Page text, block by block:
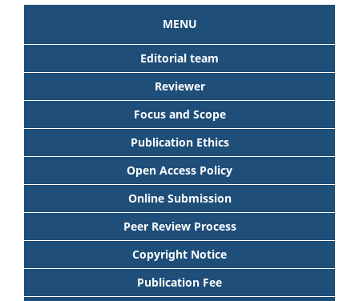
MENU
Editorial team
Reviewer
Focus and Scope
Publication Ethics
Open Access Policy
Online Submission
Peer Review Process
Copyright Notice
Publication Fee